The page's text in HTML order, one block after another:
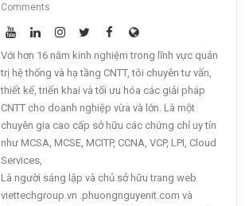
Comments
Với hơn 16 năm kinh nghiệm trong lĩnh vực quản
trị hệ thống và hạ tầng CNTT, tôi chuyên tư vấn,
thiết kế, triển khai và tối ưu hóa các giải pháp
CNTT cho doanh nghiệp vừa và lớn. Là một
chuyên gia cao cấp sở hữu các chứng chỉ uy tín
như MCSA, MCSE, MCITP, CCNA, VCP, LPI, Cloud
Services,
Là người sáng lập và chủ sở hữu trang web
viettechgroup.vn .phuongnguyenit.com và